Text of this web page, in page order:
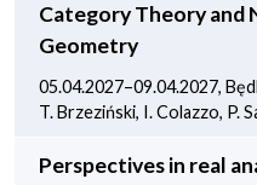
Category Theory and
Geometry
05.04.2027–09.04.2027,
T. Brzeziński, I. Colazzo, P.
Perspectives in real